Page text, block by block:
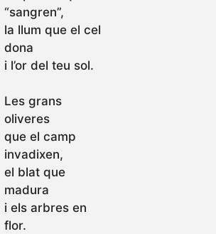
“sangren”,
la llum que el cel
dona
i l’or del teu sol.
Les grans
oliveres
que el camp
invadixen,
el blat que
madura
i els arbres en
flor.